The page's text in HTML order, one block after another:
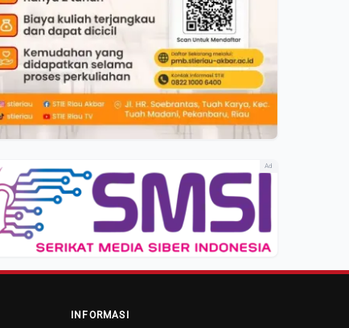
Ad
INFORMASI